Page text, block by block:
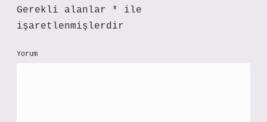
Gerekli alanlar
*
ile
işaretlenmişlerdir
Yorum